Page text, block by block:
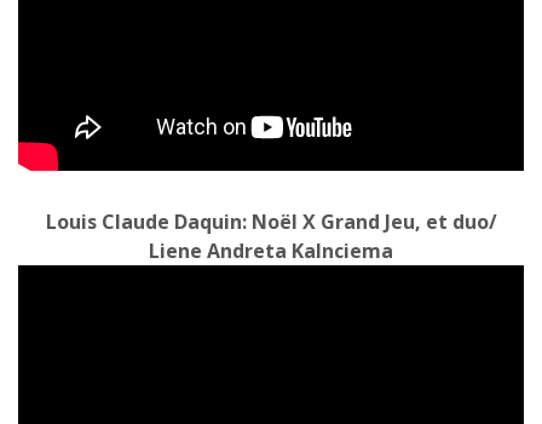
Louis Claude Daquin: Noël X Grand Jeu, et duo/
Liene Andreta Kalnciema